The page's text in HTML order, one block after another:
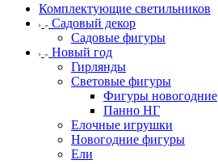
Комплектующие светильников
Садовый декор
Садовые фигуры
Новый год
Гирлянды
Световые фигуры
Фигуры новогодние
Панно НГ
Елочные игрушки
Новогодние фигуры
Ели